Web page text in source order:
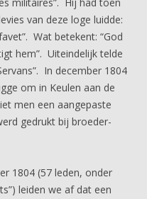
van deze loge luidde:
Wat betekent: “God
hem”. Uiteindelijk telde
In december 1804
om in Keulen aan de
men een aangepaste
gedrukt bij broeder-
1804 (57 leden, onder
leiden we af dat een